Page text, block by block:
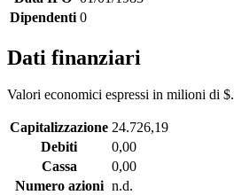
Dipendenti 0
Dati finanziari
Valori economici espressi in milioni di $.
Capitalizzazione 24.726,19
Debiti
0,00
Cassa
0,00
Numero azioni n.d.